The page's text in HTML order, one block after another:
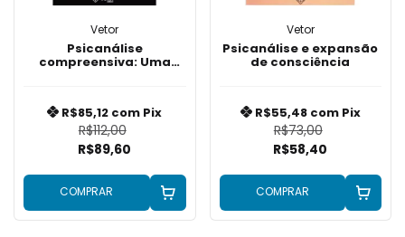
Vetor
Psicanálise
compreensiva: Uma
R$112,00
R$89,60
R$85,12 com Pix
COMPRAR
Vetor
Psicanálise e expansão
de consciência
R$73,00
R$58,40
R$55,48 com Pix
COMPRAR